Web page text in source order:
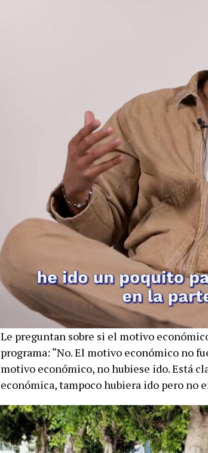
Le preguntan sobre si el motivo
programa: “No. El motivo económico no
motivo económico, no hubiese ido. Está
económica, tampoco hubiera ido pero no